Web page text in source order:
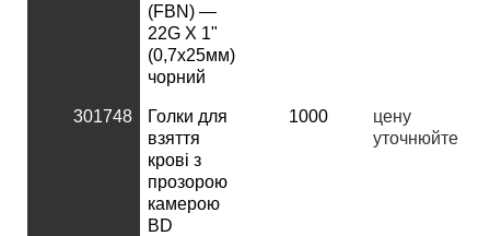
(FBN) —
22G X 1"
(0,7х25мм)
чорний
301748
Голки для
взяття
крові з
прозорою
камерою
BD
1000 цену
уточнюйте